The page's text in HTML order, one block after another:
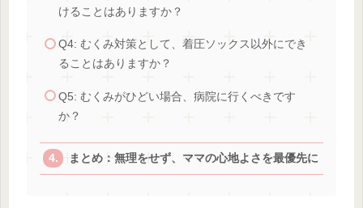
けることはありますか？
Q4: むくみ対策として、着圧ソックス以外にでき
ることはありますか？
Q5: むくみがひどい場合、病院に行くべきです
か？
まとめ：無理をせず、ママの心地よさを最優先に